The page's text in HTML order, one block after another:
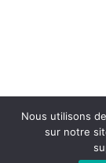
Nous utilisons
sur notre